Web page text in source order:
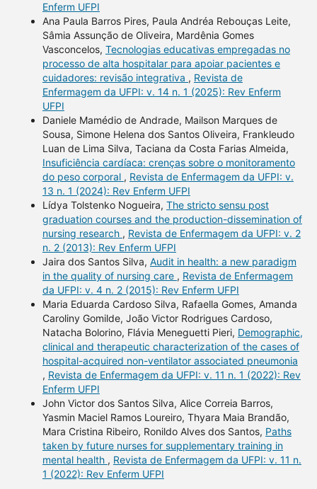
Enferm UFPI
Ana Paula Barros Pires, Paula Andréa Rebouças Leite,
Sâmia Assunção de Oliveira, Mardênia Gomes
Vasconcelos, Tecnologias educativas empregadas no
processo de alta hospitalar para apoiar pacientes e
cuidadores: revisão integrativa , Revista de
Enfermagem da UFPI: v. 14 n. 1 (2025): Rev Enferm
UFPI
Daniele Mamédio de Andrade, Mailson Marques de
Sousa, Simone Helena dos Santos Oliveira, Frankleudo
Luan de Lima Silva, Taciana da Costa Farias Almeida,
Insuficiência cardíaca: crenças sobre o monitoramento
do peso corporal , Revista de Enfermagem da UFPI: v.
13 n. 1 (2024): Rev Enferm UFPI
Lídya Tolstenko Nogueira, The stricto sensu post
graduation courses and the production-dissemination of
nursing research , Revista de Enfermagem da UFPI: v. 2
n. 2 (2013): Rev Enferm UFPI
Jaira dos Santos Silva, Audit in health: a new paradigm
in the quality of nursing care , Revista de Enfermagem
da UFPI: v. 4 n. 2 (2015): Rev Enferm UFPI
Maria Eduarda Cardoso Silva, Rafaella Gomes, Amanda
Caroliny Gomilde, João Victor Rodrigues Cardoso,
Natacha Bolorino, Flávia Meneguetti Pieri, Demographic,
clinical and therapeutic characterization of the cases of
hospital-acquired non-ventilator associated pneumonia
, Revista de Enfermagem da UFPI: v. 11 n. 1 (2022): Rev
Enferm UFPI
John Victor dos Santos Silva, Alice Correia Barros,
Yasmin Maciel Ramos Loureiro, Thyara Maia Brandão,
Mara Cristina Ribeiro, Ronildo Alves dos Santos, Paths
taken by future nurses for supplementary training in
mental health , Revista de Enfermagem da UFPI: v. 11 n.
1 (2022): Rev Enferm UFPI